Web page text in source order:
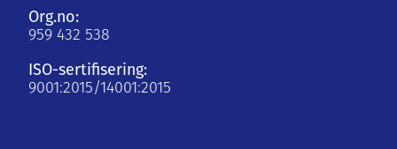
Org.no:
959 432 538
ISO-sertifisering:
9001:2015/14001:2015